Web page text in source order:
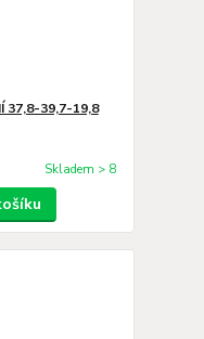
37,8-39,7-19,8
Skladem > 8